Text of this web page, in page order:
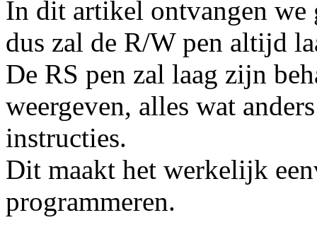
In dit artikel ontvangen we
dus zal de R/W pen altijd
De RS pen zal laag zijn
weergeven, alles wat
instructies.
Dit maakt het werkelijk
programmeren.